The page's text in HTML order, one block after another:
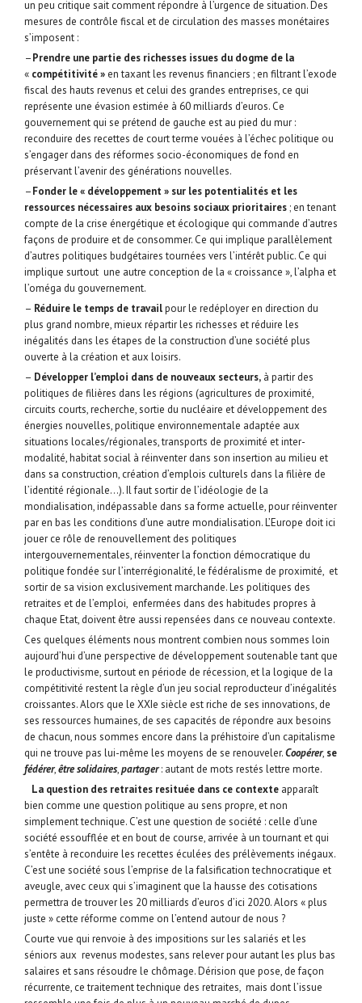
un peu critique sait comment répondre à l’urgence de situation. Des
mesures de contrôle fiscal et de circulation des masses monétaires
s’imposent :
–Prendre une partie des richesses issues du dogme de la
« compétitivité » en taxant les revenus financiers ; en filtrant l’exode
fiscal des hauts revenus et celui des grandes entreprises, ce qui
représente une évasion estimée à 60 milliards d’euros. Ce
gouvernement qui se prétend de gauche est au pied du mur :
reconduire des recettes de court terme vouées à l’échec politique ou
s’engager dans des réformes socio-économiques de fond en
préservant l’avenir des générations nouvelles.
–Fonder le « développement » sur les potentialités et les
ressources nécessaires aux besoins sociaux prioritaires; en tenant
compte de la crise énergétique et écologique qui commande d’autres
façons de produire et de consommer. Ce qui implique parallèlement
d’autres politiques budgétaires tournées vers l’intérêt public. Ce qui
implique surtout une autre conception de la « croissance », l’alpha et
l’oméga du gouvernement.
– Réduire le temps de travailpour le redéployer en direction du
plus grand nombre, mieux répartir les richesses et réduire les
inégalités dans les étapes de la construction d’une société plus
ouverte à la création et aux loisirs.
– Développer l’emploi dans de nouveaux secteurs, à partir des
politiques de filières dans les régions (agricultures de proximité,
circuits courts, recherche, sortie du nucléaire et développement des
énergies nouvelles, politique environnementale adaptée aux
situations locales/régionales, transports de proximité et inter-
modalité, habitat social à réinventer dans son insertion au milieu et
dans sa construction, création d’emplois culturels dans la filière de
l’identité régionale…). Il faut sortir de l’idéologie de la
mondialisation, indépassable dans sa forme actuelle, pour réinventer
par en bas les conditions d’une autre mondialisation. L’Europe doit ici
jouer ce rôle de renouvellement des politiques
intergouvernementales, réinventer la fonction démocratique du
politique fondée sur l’interrégionalité, le fédéralisme de proximité, et
sortir de sa vision exclusivement marchande. Les politiques des
retraites et de l’emploi, enfermées dans des habitudes propres à
chaque Etat, doivent être aussi repensées dans ce nouveau contexte.
Ces quelques éléments nous montrent combien nous sommes loin
aujourd’hui d’une perspective de développement soutenable tant que
le productivisme, surtout en période de récession, et la logique de la
compétitivité restent la règle d’un jeu social reproducteur d’inégalités
croissantes. Alors que le XXIe siècle est riche de ses innovations, de
ses ressources humaines, de ses capacités de répondre aux besoins
de chacun, nous sommes encore dans la préhistoire d’un capitalisme
qui ne trouve pas lui-même les moyens de se renouveler.Coopérer, se
fédérer,êtresolidaires,partager: autant de mots restés lettre morte.
La question des retraites resituée dans ce contexte apparaît
bien comme une question politique au sens propre, et non
simplement technique. C’est une question de société : celle d’une
société essoufflée et en bout de course, arrivée à un tournant et qui
s’entête à reconduire les recettes éculées des prélèvements inégaux.
C’est une société sous l’emprise de la falsification technocratique et
aveugle, avec ceux qui s’imaginent que la hausse des cotisations
permettra de trouver les 20 milliards d’euros d’ici 2020. Alors « plus
juste » cette réforme comme on l’entend autour de nous ?
Courte vue qui renvoie à des impositions sur les salariés et les
séniors aux revenus modestes, sans relever pour autant les plus bas
salaires et sans résoudre le chômage. Dérision que pose, de façon
récurrente, ce traitement technique des retraites, mais dont l’issue